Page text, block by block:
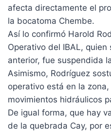
afecta directamente el
la bocatoma Chembe.
Así lo confirmó Harold
Operativo del IBAL,
anterior, fue suspendida
Asimismo, Rodríguez
operativo está en la
movimientos hidráulicos
De igual forma, que hay
de la quebrada Cay, por